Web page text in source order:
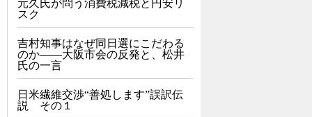
元久氏が問う消費税減税と円安リ
スク
吉村知事はなぜ同日選にこだわる
のか――大阪市会の反発と、松井
氏の一言
日米繊維交渉“善処します”誤訳伝
説 その１